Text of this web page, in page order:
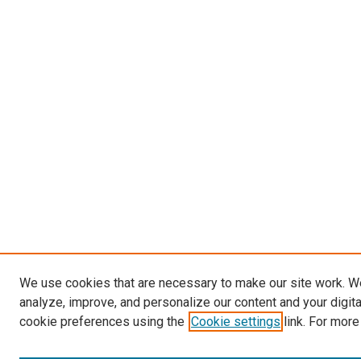
We use cookies that are necessary to make our site work.
analyze, improve, and personalize our content and your
cookie preferences using the Cookie settings link. For